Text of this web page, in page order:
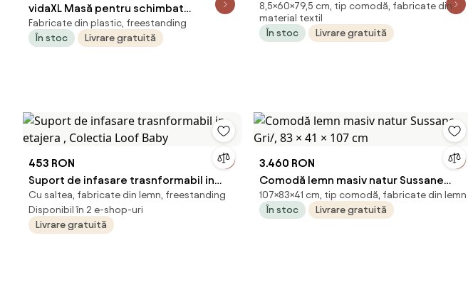
vidaXL Masă pentru schimbat
bebelușul, roșu, fier
Fabricate din plastic, freestanding
În stoc
Livrare gratuită
8,5×60×79,5 cm, tip comodă, fabricate din
material textil
În stoc
Livrare gratuită
453 RON
Suport de infasare trasnformabil in
etajera , Colectia Loof Baby
Cu saltea, fabricate din lemn, freestanding
Disponibil în 2 e-shop-uri
Livrare gratuită
3.460 RON
Comodă lemn masiv natur Sussane
Gri/, 83 × 41 × 107 cm
107×83×41 cm, tip comodă, fabricate din lemn
În stoc
Livrare gratuită